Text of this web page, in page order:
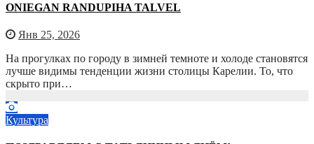
ONIEGAN RANDUPIHA TALVEL
Янв 25, 2026
На прогулках по городу в зимней темноте и холоде становятся
лучше видимы тенденции жизни столицы Карелии. То, что
скрыто при…
Культура